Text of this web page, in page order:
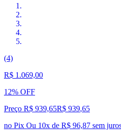
(4)
R$ 1.069,00
12% OFF
Preço R$ 939,65R$ 939,65
no Pix Ou 10x de R$ 96,87 sem